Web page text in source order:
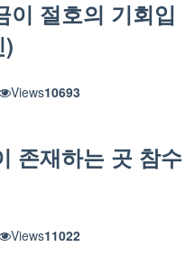
이 절호의 기회입
)
Views10693
존재하는 곳 참수
Views11022